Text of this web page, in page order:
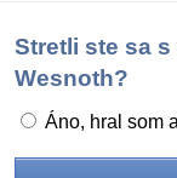
Stretli ste sa
Wesnoth?
Áno, hral som